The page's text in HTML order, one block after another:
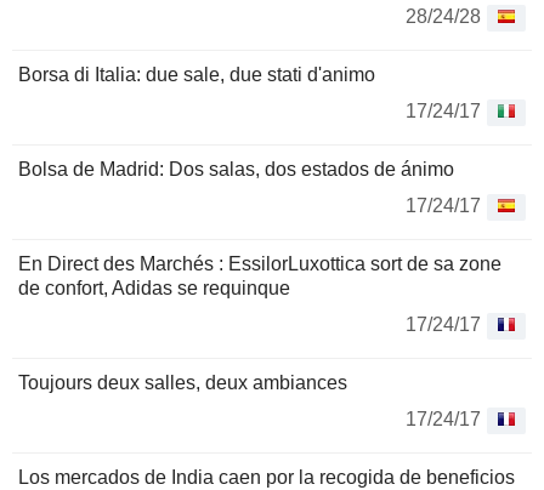
28/24/28
Borsa di Italia: due sale, due stati d'animo
17/24/17
Bolsa de Madrid: Dos salas, dos estados de ánimo
17/24/17
En Direct des Marchés : EssilorLuxottica sort de sa zone
de confort, Adidas se requinque
17/24/17
Toujours deux salles, deux ambiances
17/24/17
Los mercados de India caen por la recogida de beneficios